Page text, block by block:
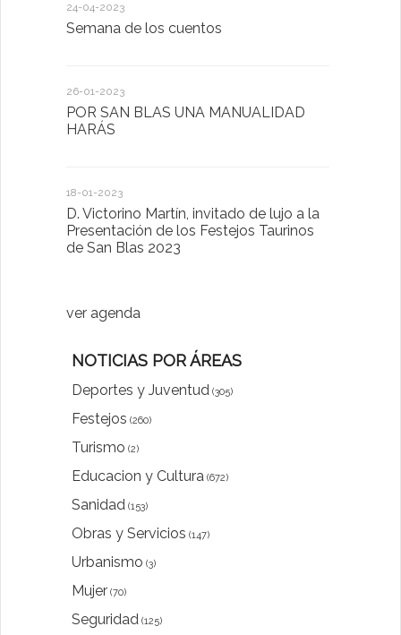
24-04-2023
Semana de los cuentos
26-01-2023
POR SAN BLAS UNA MANUALIDAD
HARÁS
18-01-2023
D. Victorino Martín, invitado de lujo a la
Presentación de los Festejos Taurinos
de San Blas 2023
ver agenda
NOTICIAS POR ÁREAS
Deportes y Juventud (305)
Festejos (260)
Turismo (2)
Educacion y Cultura (672)
Sanidad (153)
Obras y Servicios (147)
Urbanismo (3)
Mujer (70)
Seguridad (125)